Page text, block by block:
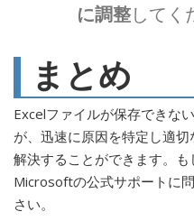
に調整してく
まとめ
Excelファイルが保存できな
が、迅速に原因を特定し適
解決することができます。も
Microsoftの公式サポートに
さい。